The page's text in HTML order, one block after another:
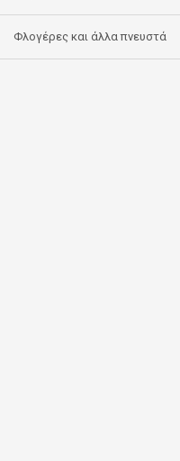
Φλογέρες και άλλα πνευστά